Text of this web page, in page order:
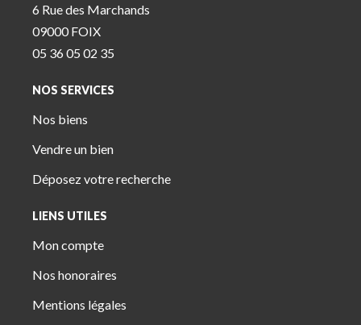
6 Rue des Marchands
09000 FOIX
05 36 05 02 35
NOS SERVICES
Nos biens
Vendre un bien
Déposez votre recherche
LIENS UTILES
Mon compte
Nos honoraires
Mentions légales